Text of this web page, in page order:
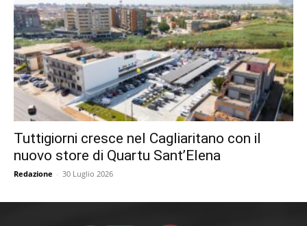
Tuttigiorni cresce nel Cagliaritano con il
nuovo store di Quartu Sant’Elena
Redazione - 30 Luglio 2026